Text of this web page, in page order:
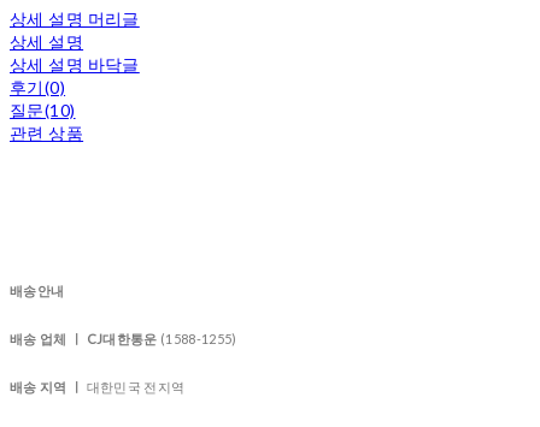
상세 설명 머리글
상세 설명
상세 설명 바닥글
후기(0)
질문(10)
관련 상품
배송안내
배송 업체 ㅣ CJ대한통운 (1588-1255)
배송 지역 ㅣ 대한민국 전지역